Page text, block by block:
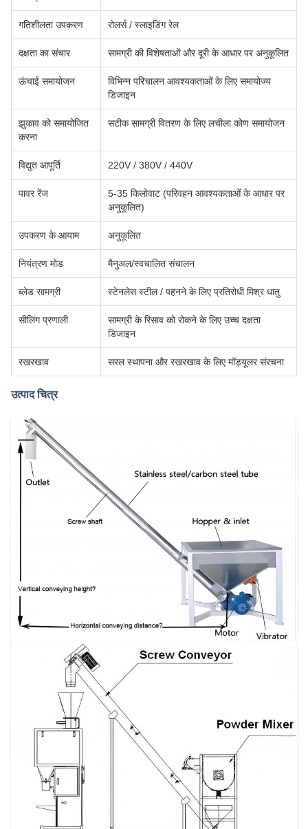
गतिशीलता उपकरण रोलर्स / स्लाइडिंग रेल
दक्षता का संचार सामग्री की विशेषताओं और दूरी के आधार पर अनुकूलित
ऊंचाई समायोजन
विभिन्न परिचालन आवश्यकताओं के लिए समायोज्य
डिजाइन
झुकाव को समायोजित
करना
सटीक सामग्री वितरण के लिए लचीला कोण समायोजन
विद्युत आपूर्ति 220V / 380V / 440V
पावर रेंज
5-35 किलोवाट (परिवहन आवश्यकताओं के आधार पर
अनुकूलित)
उपकरण के आयाम अनुकूलित
नियंत्रण मोड मैनुअल/स्वचालित संचालन
ब्लेड सामग्री स्टेनलेस स्टील / पहनने के लिए प्रतिरोधी मिश्र धातु
सीलिंग प्रणाली
सामग्री के रिसाव को रोकने के लिए उच्च दक्षता
डिजाइन
रखरखाव सरल स्थापना और रखरखाव के लिए मॉड्यूलर संरचना
उत्पाद चित्र